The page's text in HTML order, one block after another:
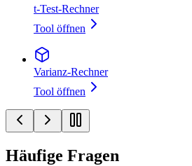
t‑Test‑Rechner
Tool öffnen
Varianz‑Rechner
Tool öffnen
Häufige Fragen